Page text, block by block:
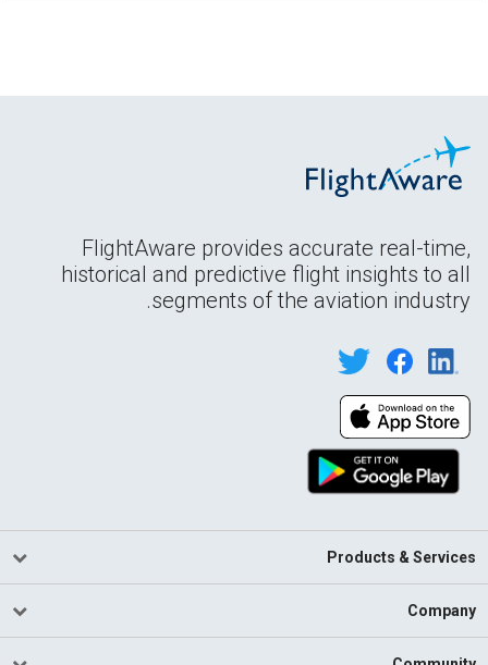
FlightAware provides accurate real-time,
historical and predictive flight insights to all
segments of the aviation industry.
Products & Services
Company